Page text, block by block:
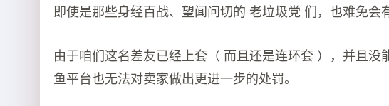
即使是那些身经百战、望闻问切的 老垃圾党 们，也难免会
由于咱们这名差友已经上套（ 而且还是连环套 ），并且没
鱼平台也无法对卖家做出更进一步的处罚。